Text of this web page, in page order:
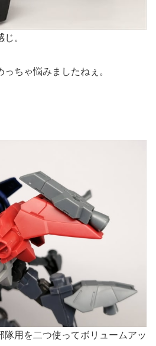
。
ちゃ悩みましたねぇ。
隊用を二つ使ってボリュームアッ